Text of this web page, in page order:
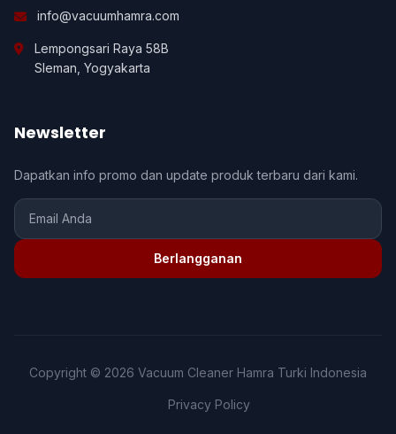
info@vacuumhamra.com
Lempongsari Raya 58B
Sleman, Yogyakarta
Newsletter
Dapatkan info promo dan update produk terbaru dari kami.
Berlangganan
Copyright © 2026 Vacuum Cleaner Hamra Turki Indonesia
Privacy Policy